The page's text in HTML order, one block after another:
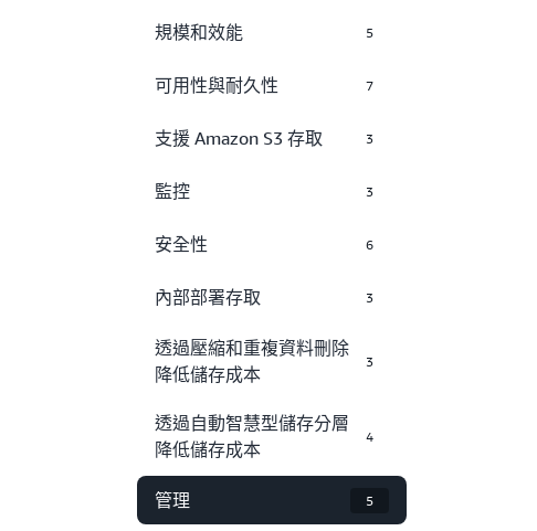
規模和效能 5
可用性與耐久性 7
支援 Amazon S3 存取 3
監控 3
安全性 6
內部部署存取 3
透過壓縮和重複資料刪除
降低儲存成本
3
透過自動智慧型儲存分層
降低儲存成本
4
管理 5